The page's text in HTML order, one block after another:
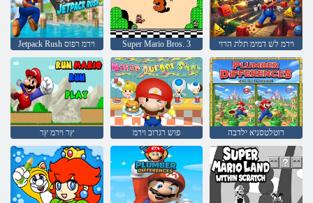
Jetpack Rush וירמ רפוס Super Mario Bros. 3 וירמ לש דמימ תלת הרוי
ץר וירמ ץר פוש רגרוב וירמ רוטלטסניא ילדבה